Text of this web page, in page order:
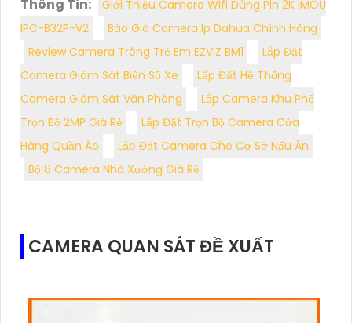
Thông Tin:
Giới Thiệu Camera Wifi Dùng Pin 2K IMOU
IPC-B32P-V2
Báo Giá Camera Ip Dahua Chính Hãng
Review Camera Trông Trẻ Em EZVIZ BM1
Lắp Đặt
Camera Giám Sát Biển Số Xe
Lắp Đặt Hệ Thống
Camera Giám Sát Văn Phòng
Lắp Camera Khu Phố
Trọn Bộ 2MP Giá Rẻ
Lắp Đặt Trọn Bộ Camera Cửa
Hàng Quần Áo
Lắp Đặt Camera Cho Cơ Sở Nấu Ăn
Bộ 8 Camera Nhà Xưởng Giá Rẻ
CAMERA QUAN SÁT ĐỀ XUẤT